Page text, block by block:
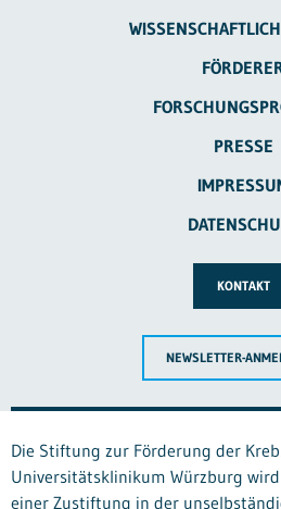
PRESSE
KONTAKT
NEWSLETTER-
Die Stiftung zur Förderung der
Universitätsklinikum Würzburg
einer Zustiftung in der